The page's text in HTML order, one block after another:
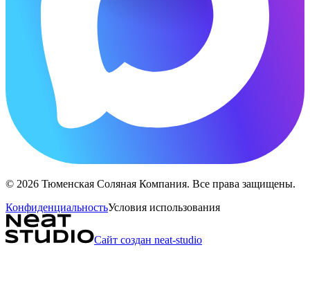
© 2026 Тюменская Соляная Компания. Все права защищены.
КонфиденциальностьУсловия использования
Сайт создан neat-studio